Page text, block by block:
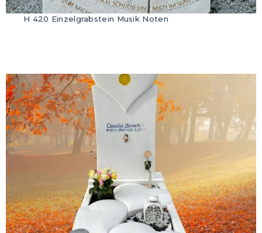
H 420 Einzelgrabstein Musik Noten